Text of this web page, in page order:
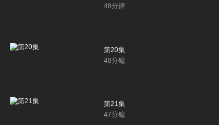
48分鐘
第20集
48分鐘
第21集
47分鐘